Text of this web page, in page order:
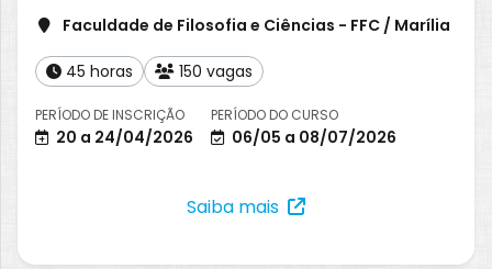
Faculdade de Filosofia e Ciências - FFC / Marília
45 horas 150 vagas
PERÍODO DE INSCRIÇÃO
20 a 24/04/2026
PERÍODO DO CURSO
06/05 a 08/07/2026
Saiba mais